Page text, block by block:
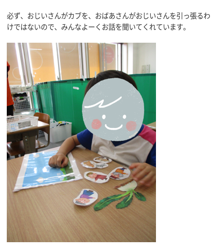
必ず、おじいさんがカブを、おばあさんがおじいさんを引っ張るわ
けではないので、みんなよーくお話を聞いてくれています。